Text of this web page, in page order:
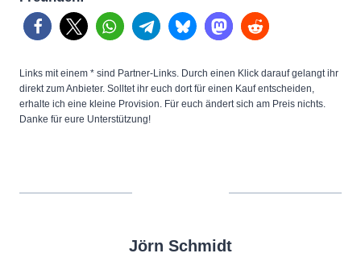
e
r
e
f
a
Links mit einem * sind Partner-Links. Durch einen Klick darauf gelangt ihr
direkt zum Anbieter. Solltet ihr euch dort für einen Kauf entscheiden,
erhalte ich eine kleine Provision. Für euch ändert sich am Preis nichts.
Danke für eure Unterstützung!
Jörn Schmidt